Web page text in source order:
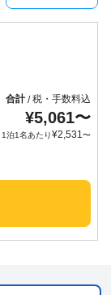
合計/税・手数料込
¥5,061〜
1泊1名あたり¥2,531〜